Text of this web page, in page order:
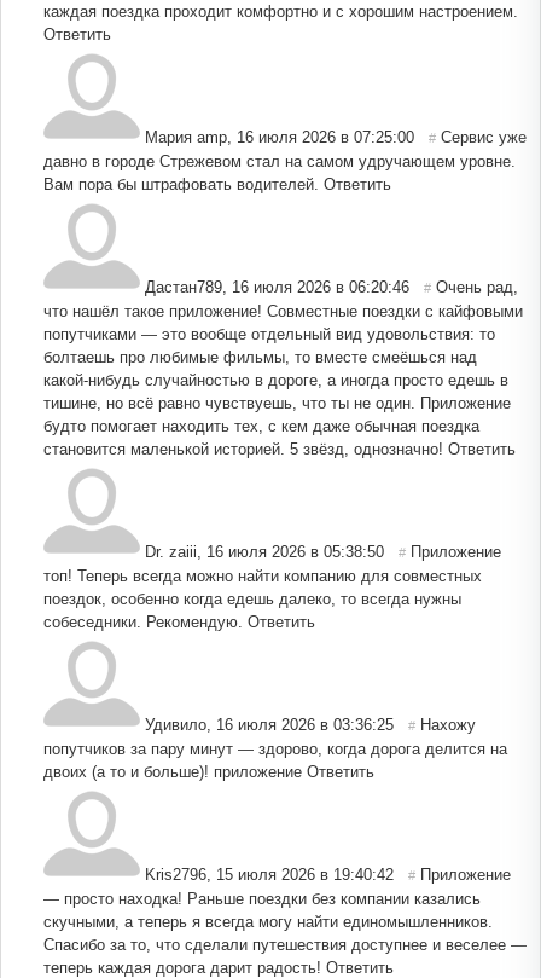
каждая поездка проходит комфортно и с хорошим настроением.
Ответить
Мария amp 16 июля 2026 в 07:25:00 # Сервис уже
давно в городе Стрежевом стал на самом удручающем уровне.
Вам пора бы штрафовать водителей. Ответить
Дастан789 16 июля 2026 в 06:20:46 # Очень рад,
что нашёл такое приложение! Совместные поездки с кайфовыми
попутчиками — это вообще отдельный вид удовольствия: то
болтаешь про любимые фильмы, то вместе смеёшься над
какой‑нибудь случайностью в дороге, а иногда просто едешь в
тишине, но всё равно чувствуешь, что ты не один. Приложение
будто помогает находить тех, с кем даже обычная поездка
становится маленькой историей. 5 звёзд, однозначно! Ответить
Dr. zaiii 16 июля 2026 в 05:38:50 # Приложение
топ! Теперь всегда можно найти компанию для совместных
поездок, особенно когда едешь далеко, то всегда нужны
собеседники. Рекомендую. Ответить
Удивило 16 июля 2026 в 03:36:25 # Нахожу
попутчиков за пару минут — здорово, когда дорога делится на
двоих (а то и больше)! приложение Ответить
Kris2796 15 июля 2026 в 19:40:42 # Приложение
— просто находка! Раньше поездки без компании казались
скучными, а теперь я всегда могу найти единомышленников.
Спасибо за то, что сделали путешествия доступнее и веселее —
теперь каждая дорога дарит радость! Ответить